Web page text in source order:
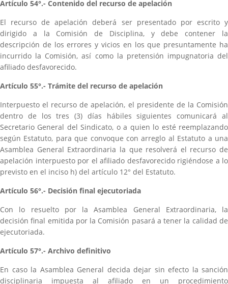
Artículo 54°.- Contenido del recurso de apelación
El recurso de apelación deberá ser presentado por escrito y
dirigido a la Comisión de Disciplina, y debe contener la
descripción de los errores y vicios en los que presuntamente ha
incurrido la Comisión, así como la pretensión impugnatoria del
afiliado desfavorecido.
Artículo 55°.- Trámite del recurso de apelación
Interpuesto el recurso de apelación, el presidente de la Comisión
dentro de los tres (3) días hábiles siguientes comunicará al
Secretario General del Sindicato, o a quien lo esté reemplazando
según Estatuto, para que convoque con arreglo al Estatuto a una
Asamblea General Extraordinaria la que resolverá el recurso de
apelación interpuesto por el afiliado desfavorecido rigiéndose a lo
previsto en el inciso h) del artículo 12° del Estatuto.
Artículo 56°.- Decisión final ejecutoriada
Con lo resuelto por la Asamblea General Extraordinaria, la
decisión final emitida por la Comisión pasará a tener la calidad de
ejecutoriada.
Artículo 57°.- Archivo definitivo
En caso la Asamblea General decida dejar sin efecto la sanción
disciplinaria impuesta al afiliado en un procedimiento